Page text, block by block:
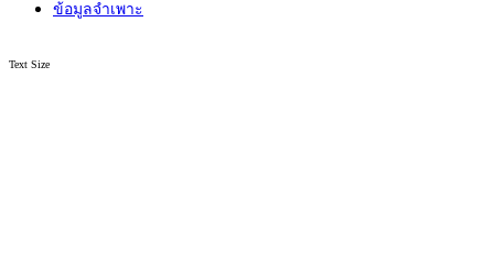
ข้อมูลจำเพาะ
Text Size